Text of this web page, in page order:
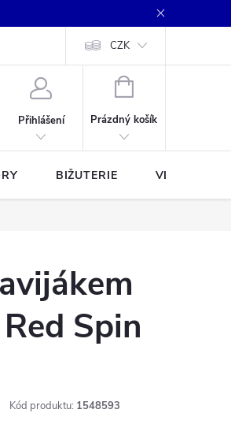
CZK
Přihlášení
NÁKUPNÍ
Prázdný košík
BIŽUTERIE VLASCE A
Spin
Kód produktu: 1548593